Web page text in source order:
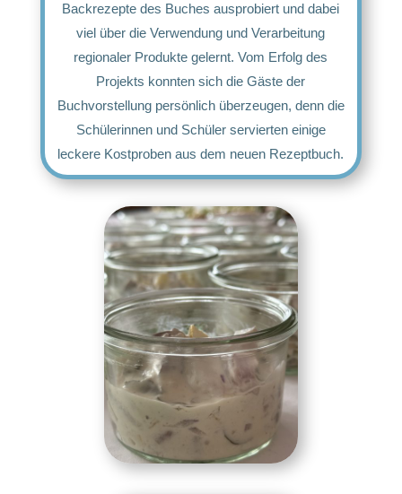
Backrezepte des Buches ausprobiert und dabei
viel über die Verwendung und Verarbeitung
regionaler Produkte gelernt. Vom Erfolg des
Projekts konnten sich die Gäste der
Buchvorstellung persönlich überzeugen, denn die
Schülerinnen und Schüler servierten einige
leckere Kostproben aus dem neuen Rezeptbuch.